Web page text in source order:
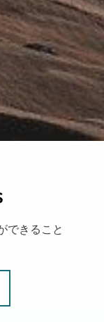
できること